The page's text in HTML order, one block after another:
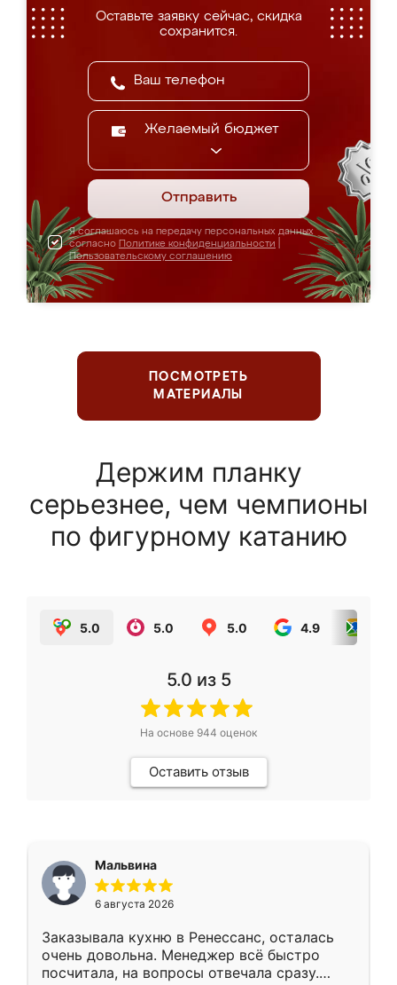
Оставьте заявку сейчас, скидка
сохранится.
Желаемый бюджет
Отправить
Я соглашаюсь на передачу персональных данных
согласно Политике конфиденциальности
Пользовательскому соглашению
ПОСМОТРЕТЬ
МАТЕРИАЛЫ
Держим планку
серьезнее, чем чемпионы
по фигурному катанию
5.0 5.0 5.0 4.9
5.0 из 5
На основе 944 оценок
Оставить отзыв
Мальвина
6 августа 2026
Заказывала кухню в Ренессанс, осталась
очень довольна. Менеджер всё быстро
посчитала, на вопросы отвечала сразу.